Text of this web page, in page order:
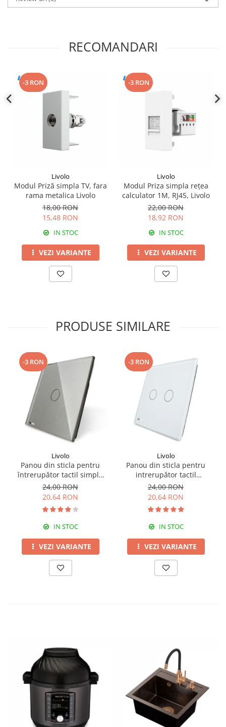
RECOMANDARI
-3 RON
Livolo
Modul Priză simpla TV, fara
rama metalica Livolo
18,00 RON
15,48 RON
IN STOC
VEZI VARIANTE
-3 RON
Livolo
Modul Priza simpla rețea
calculator 1M, RJ45, Livolo
22,00 RON
18,92 RON
IN STOC
VEZI VARIANTE
PRODUSE SIMILARE
-3 RON
Livolo
Panou din sticla pentru
întrerupător tactil simplu
Livolo
24,00 RON
20,64 RON
IN STOC
VEZI VARIANTE
-3 RON
Livolo
Panou din sticla pentru
intrerupător tactil
dublu,Livolo
24,00 RON
20,64 RON
IN STOC
VEZI VARIANTE